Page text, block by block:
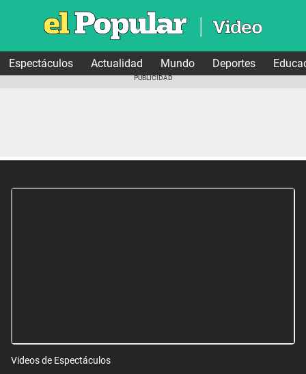
Espectáculos Actualidad Mundo Deportes
Videos de Espectáculos